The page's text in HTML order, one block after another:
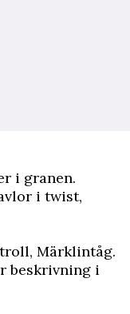
i granen.
i twist,
Märklintåg.
beskrivning i